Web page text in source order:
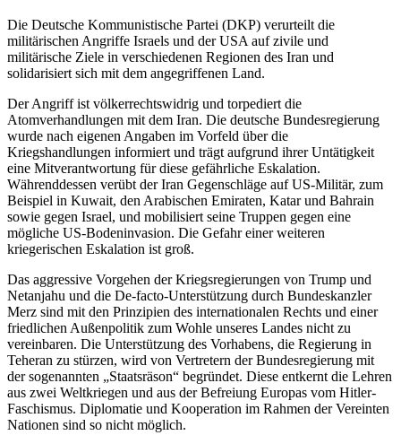
Die Deutsche Kommunistische Partei (DKP) verurteilt die
militärischen Angriffe Israels und der USA auf zivile und
militärische Ziele in verschiedenen Regionen des Iran und
solidarisiert sich mit dem angegriffenen Land.
Der Angriff ist völkerrechtswidrig und torpediert die
Atomverhandlungen mit dem Iran. Die deutsche Bundesregierung
wurde nach eigenen Angaben im Vorfeld über die
Kriegshandlungen informiert und trägt aufgrund ihrer Untätigkeit
eine Mitverantwortung für diese gefährliche Eskalation.
Währenddessen verübt der Iran Gegenschläge auf US-Militär, zum
Beispiel in Kuwait, den Arabischen Emiraten, Katar und Bahrain
sowie gegen Israel, und mobilisiert seine Truppen gegen eine
mögliche US-Bodeninvasion. Die Gefahr einer weiteren
kriegerischen Eskalation ist groß.
Das aggressive Vorgehen der Kriegsregierungen von Trump und
Netanjahu und die De-facto-Unterstützung durch Bundeskanzler
Merz sind mit den Prinzipien des internationalen Rechts und einer
friedlichen Außenpolitik zum Wohle unseres Landes nicht zu
vereinbaren. Die Unterstützung des Vorhabens, die Regierung in
Teheran zu stürzen, wird von Vertretern der Bundesregierung mit
der sogenannten „Staatsräson“ begründet. Diese entkernt die Lehren
aus zwei Weltkriegen und aus der Befreiung Europas vom Hitler-
Faschismus. Diplomatie und Kooperation im Rahmen der Vereinten
Nationen sind so nicht möglich.